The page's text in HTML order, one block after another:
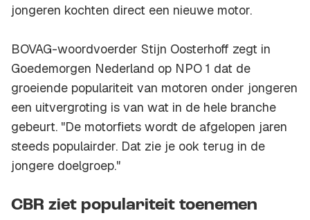
jongeren kochten direct een nieuwe motor.
BOVAG-woordvoerder Stijn Oosterhoff zegt in
Goedemorgen Nederland op NPO 1 dat de
groeiende populariteit van motoren onder jongeren
een uitvergroting is van wat in de hele branche
gebeurt. "De motorfiets wordt de afgelopen jaren
steeds populairder. Dat zie je ook terug in de
jongere doelgroep."
CBR ziet populariteit toenemen